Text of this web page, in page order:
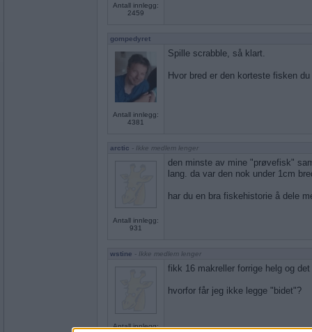
Antall innlegg:
2459
gompedyret
Antall innlegg:
4381
Spille scrabble, så klart.
Hvor bred er den korteste fisken
arctic - Ikke medlem lenger
Antall innlegg:
931
den minste av mine "prøvefisk"
lang. da var den nok under 1cm
har du en bra fiskehistorie å dele
wstine - Ikke medlem lenger
Antall innlegg:
fikk 16 makreller forrige helg og det
hvorfor får jeg ikke legge "bidet"?